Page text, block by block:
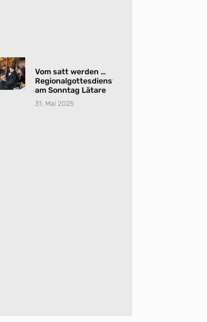
Vom satt werden …
Regionalgottesdienst
am Sonntag Lätare
31. Mai 2025